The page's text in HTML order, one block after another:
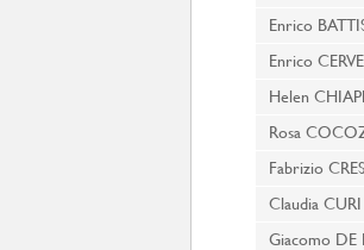
Enrico
Enrico
Helen
Rosa
Fabrizio
Claudia
Giacomo